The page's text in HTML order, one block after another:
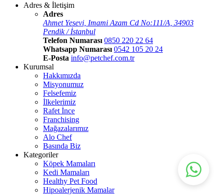
Adres & İletişim
Adres
Ahmet Yesevi, Imami Azam Cd No:111/A, 34903
Pendik / İstanbul
Telefon Numarası 0850 220 22 64
Whatsapp Numarası 0542 105 20 24
E-Posta info@petchef.com.tr
Kurumsal
Hakkımızda
Misyonumuz
Felsefemiz
İlkelerimiz
Rafet İnce
Franchising
Mağazalarımız
Alo Chef
Basında Biz
Kategoriler
Köpek Mamaları
Kedi Mamaları
Healthy Pet Food
Hipoalerjenik Mamalar